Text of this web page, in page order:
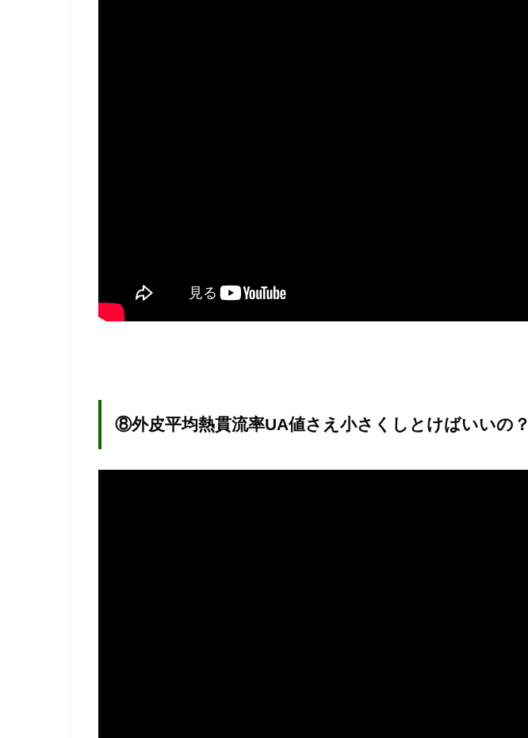
⑧外皮平均熱貫流率UA値さえ小さくしとけばいいの？